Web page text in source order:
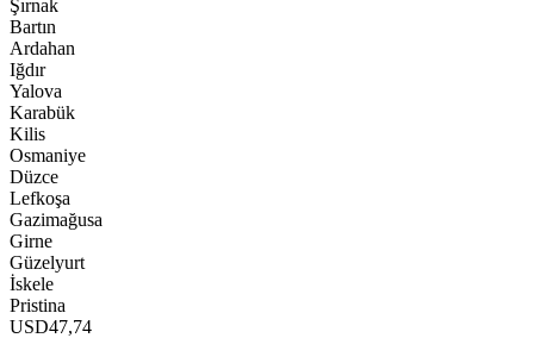
Şırnak
Bartın
Ardahan
Iğdır
Yalova
Karabük
Kilis
Osmaniye
Düzce
Lefkoşa
Gazimağusa
Girne
Güzelyurt
İskele
Pristina
USD47,74